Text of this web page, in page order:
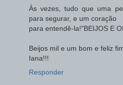
Às vezes, tudo que uma
para segurar, e um coração
para entendê-la!"BEIJOS E
Beijos mil e um bom e feliz
Iana!!!
Responder